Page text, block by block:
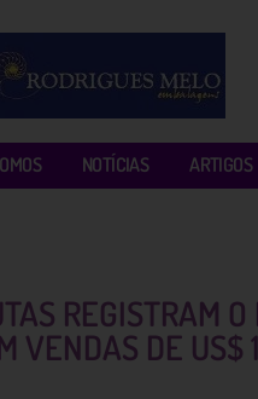
NOTÍCIAS ARTIGOS
REGISTRAM
VENDAS DE US$